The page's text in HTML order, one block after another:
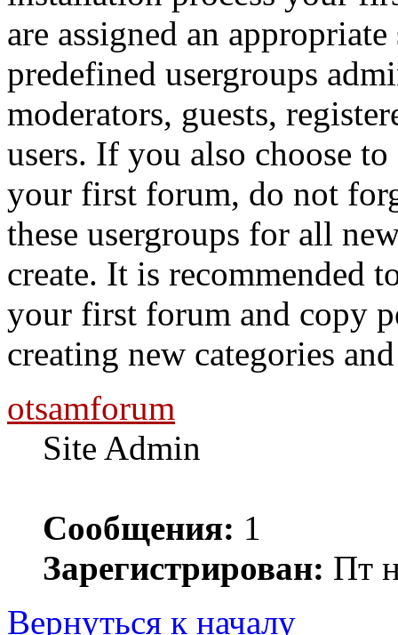
are assigned an
predefined usergroups
moderators, guests,
users. If you also choose
your first forum, do not
these usergroups for all
create. It is recommended
your first forum and copy
creating new categories
otsamforum
Site Admin
Сообщения: 1
Зарегистрирован: Пт
Вернуться к началу